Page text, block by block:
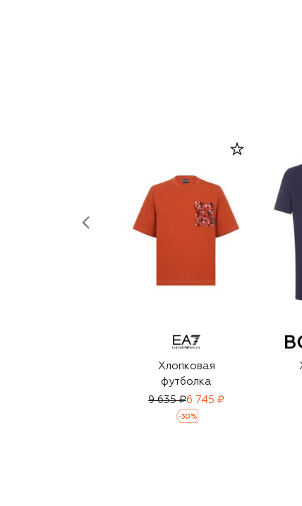
Хлопковая
футболка
9 635 ₽6 745 ₽
-30 %